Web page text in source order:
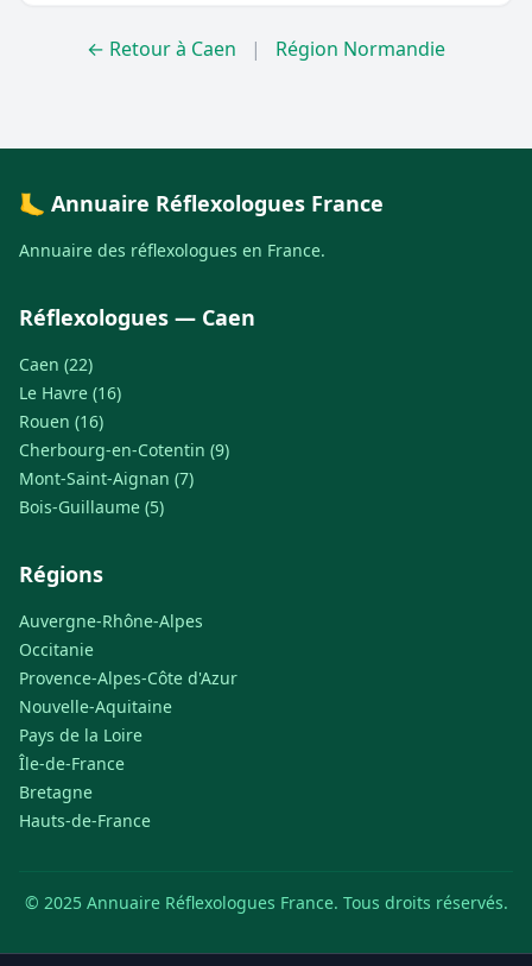
← Retour à Caen | Région Normandie
🦶 Annuaire Réflexologues France
Annuaire des réflexologues en France.
Réflexologues — Caen
Caen (22)
Le Havre (16)
Rouen (16)
Cherbourg-en-Cotentin (9)
Mont-Saint-Aignan (7)
Bois-Guillaume (5)
Régions
Auvergne-Rhône-Alpes
Occitanie
Provence-Alpes-Côte d'Azur
Nouvelle-Aquitaine
Pays de la Loire
Île-de-France
Bretagne
Hauts-de-France
© 2025 Annuaire Réflexologues France. Tous droits réservés.